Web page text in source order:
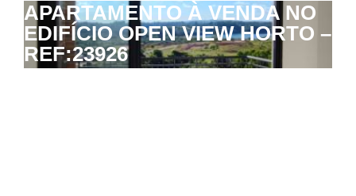
APARTAMENTO À VENDA NO
EDIFÍCIO OPEN VIEW HORTO –
REF:23926